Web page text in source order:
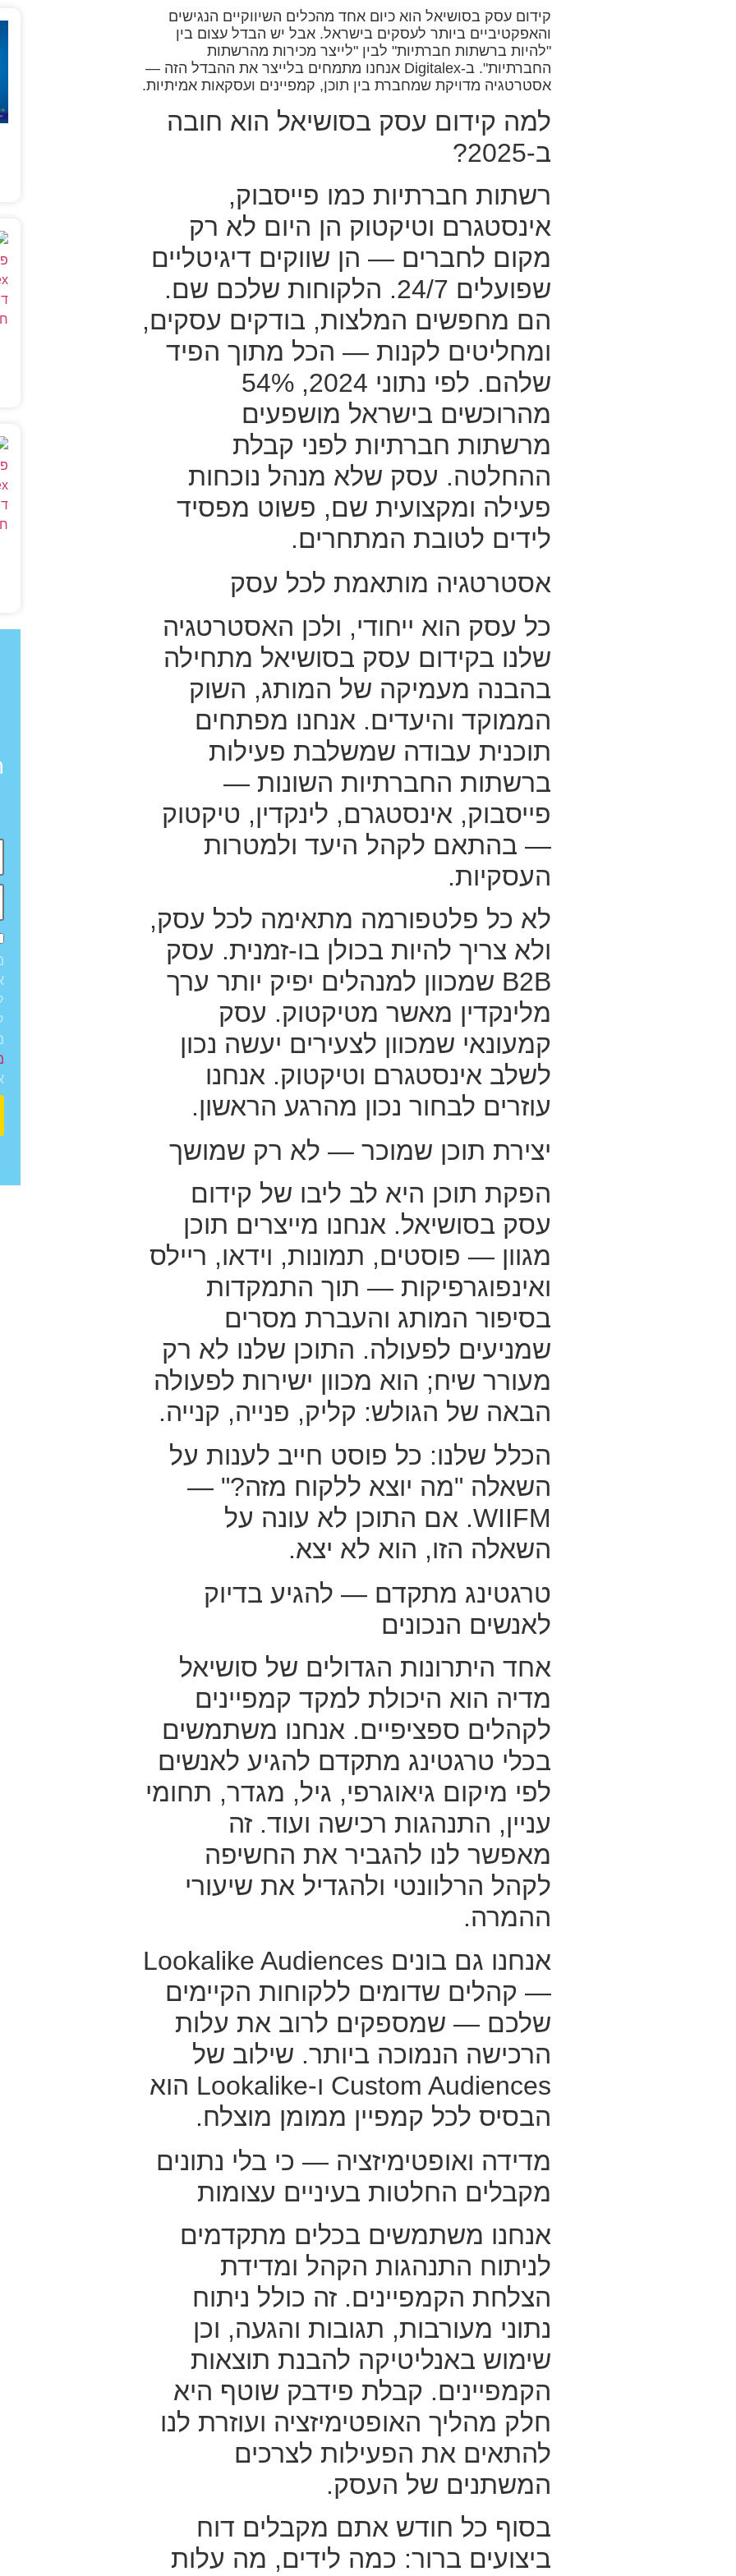
קידום עסק בסושיאל הוא כיום אחד מהכלים השיווקיים הנגישים
והאפקטיביים ביותר לעסקים בישראל. אבל יש הבדל עצום בין
"להיות ברשתות חברתיות" לבין "לייצר מכירות מהרשתות
החברתיות". ב-Digitalex אנחנו מתמחים בלייצר את ההבדל הזה —
אסטרטגיה מדויקת שמחברת בין תוכן, קמפיינים ועסקאות אמיתיות.
למה קידום עסק בסושיאל הוא חובה
ב-2025?
רשתות חברתיות כמו פייסבוק,
אינסטגרם וטיקטוק הן היום לא רק
מקום לחברים — הן שווקים דיגיטליים
שפועלים 24/7. הלקוחות שלכם שם.
הם מחפשים המלצות, בודקים עסקים,
ומחליטים לקנות — הכל מתוך הפיד
שלהם. לפי נתוני 2024, 54%
מהרוכשים בישראל מושפעים
מרשתות חברתיות לפני קבלת
ההחלטה. עסק שלא מנהל נוכחות
פעילה ומקצועית שם, פשוט מפסיד
לידים לטובת המתחרים.
אסטרטגיה מותאמת לכל עסק
כל עסק הוא ייחודי, ולכן האסטרטגיה
שלנו בקידום עסק בסושיאל מתחילה
בהבנה מעמיקה של המותג, השוק
הממוקד והיעדים. אנחנו מפתחים
תוכנית עבודה שמשלבת פעילות
ברשתות החברתיות השונות —
פייסבוק, אינסטגרם, לינקדין, טיקטוק
— בהתאם לקהל היעד ולמטרות
העסקיות.
לא כל פלטפורמה מתאימה לכל עסק,
ולא צריך להיות בכולן בו-זמנית. עסק
B2B שמכוון למנהלים יפיק יותר ערך
מלינקדין מאשר מטיקטוק. עסק
קמעונאי שמכוון לצעירים יעשה נכון
לשלב אינסטגרם וטיקטוק. אנחנו
עוזרים לבחור נכון מהרגע הראשון.
יצירת תוכן שמוכר — לא רק שמושך
הפקת תוכן היא לב ליבו של קידום
עסק בסושיאל. אנחנו מייצרים תוכן
מגוון — פוסטים, תמונות, וידאו, ריילס
ואינפוגרפיקות — תוך התמקדות
בסיפור המותג והעברת מסרים
שמניעים לפעולה. התוכן שלנו לא רק
מעורר שיח; הוא מכוון ישירות לפעולה
הבאה של הגולש: קליק, פנייה, קנייה.
הכלל שלנו: כל פוסט חייב לענות על
השאלה "מה יוצא ללקוח מזה?" —
WIIFM. אם התוכן לא עונה על
השאלה הזו, הוא לא יצא.
טרגטינג מתקדם — להגיע בדיוק
לאנשים הנכונים
אחד היתרונות הגדולים של סושיאל
מדיה הוא היכולת למקד קמפיינים
לקהלים ספציפיים. אנחנו משתמשים
בכלי טרגטינג מתקדם להגיע לאנשים
לפי מיקום גיאוגרפי, גיל, מגדר, תחומי
עניין, התנהגות רכישה ועוד. זה
מאפשר לנו להגביר את החשיפה
לקהל הרלוונטי ולהגדיל את שיעורי
ההמרה.
אנחנו גם בונים Lookalike Audiences
— קהלים שדומים ללקוחות הקיימים
שלכם — שמספקים לרוב את עלות
הרכישה הנמוכה ביותר. שילוב של
Custom Audiences ו-Lookalike הוא
הבסיס לכל קמפיין ממומן מוצלח.
מדידה ואופטימיזציה — כי בלי נתונים
מקבלים החלטות בעיניים עצומות
אנחנו משתמשים בכלים מתקדמים
לניתוח התנהגות הקהל ומדידת
הצלחת הקמפיינים. זה כולל ניתוח
נתוני מעורבות, תגובות והגעה, וכן
שימוש באנליטיקה להבנת תוצאות
הקמפיינים. קבלת פידבק שוטף היא
חלק מהליך האופטימיזציה ועוזרת לנו
להתאים את הפעילות לצרכים
המשתנים של העסק.
בסוף כל חודש אתם מקבלים דוח
ביצועים ברור: כמה לידים, מה עלות